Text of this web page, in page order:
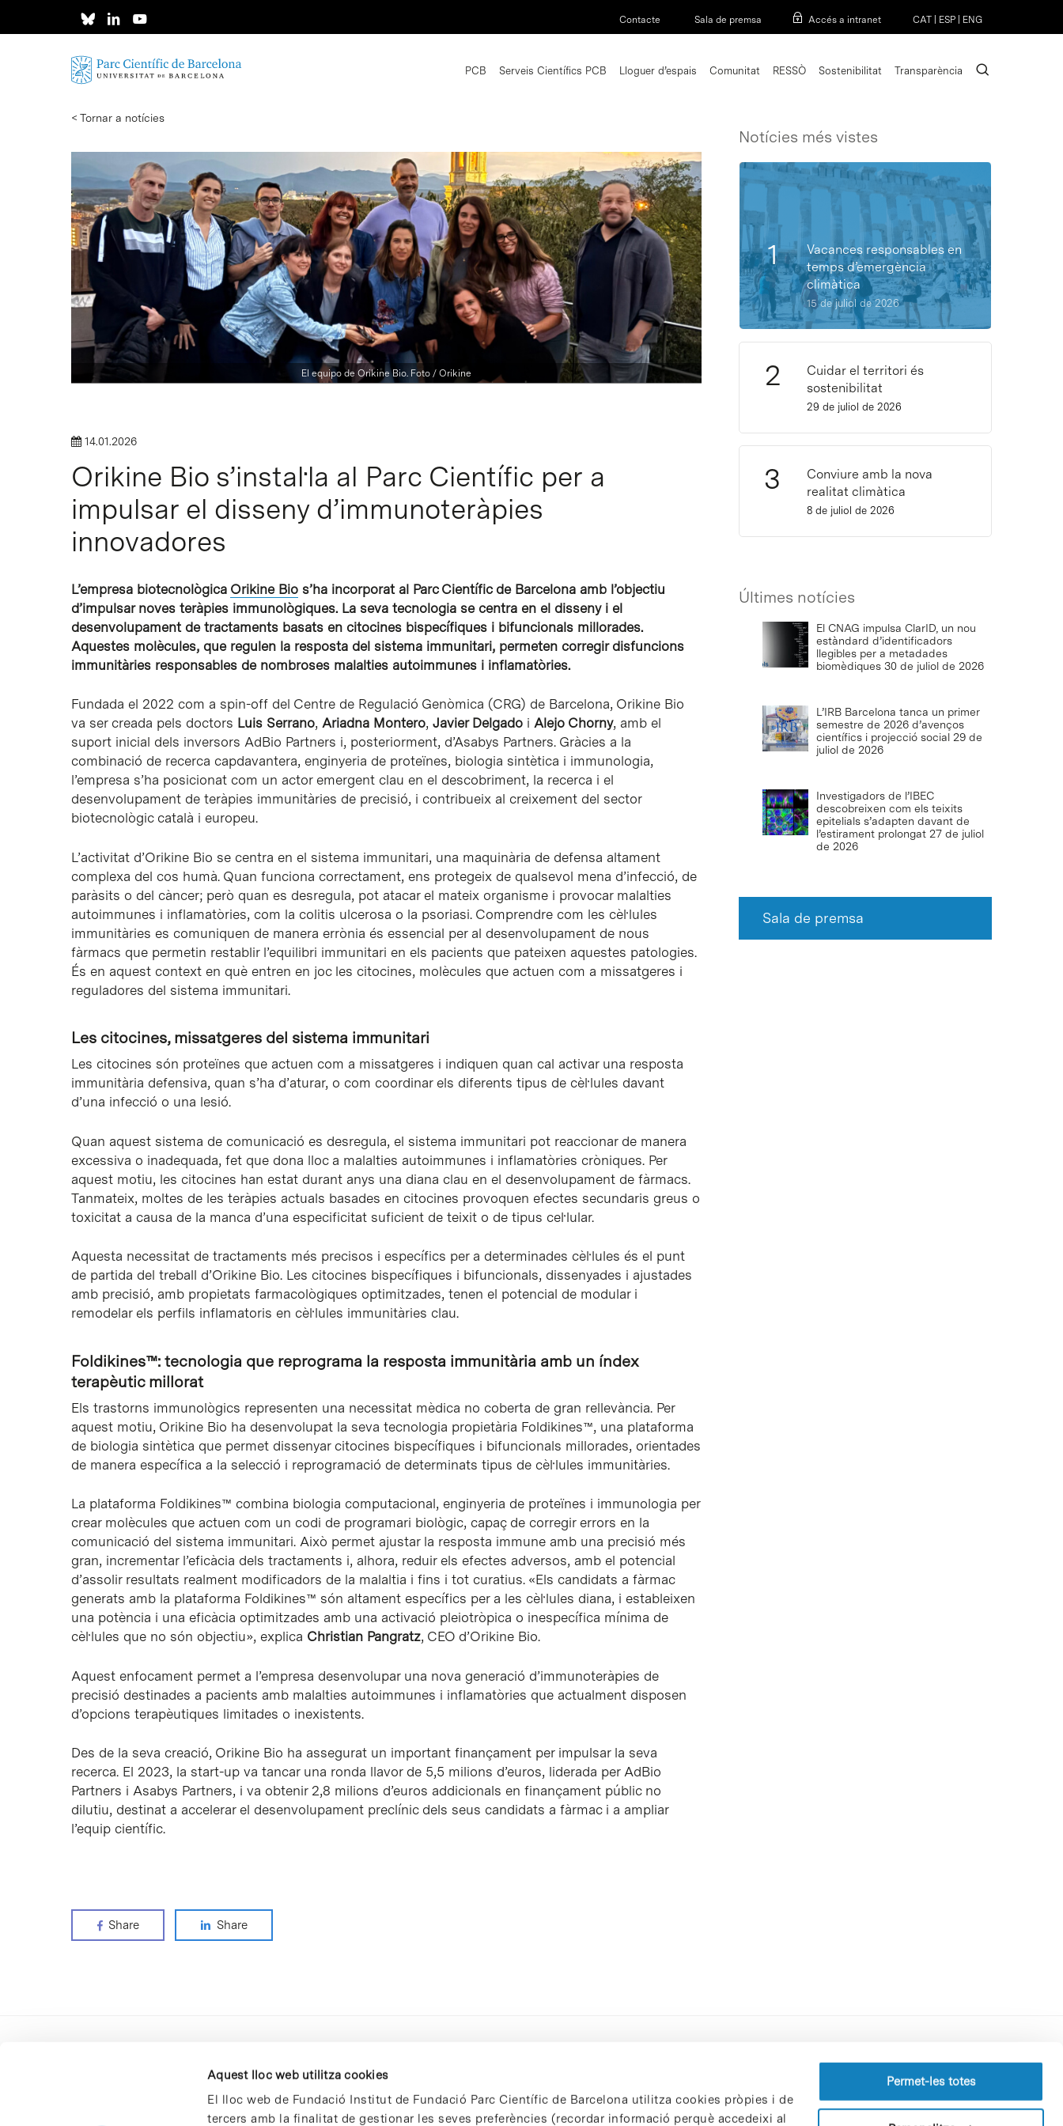
Aquest lloc web utilitza cookies
El lloc web de Fundació Institut de Fundació Parc Científic de Barcelona utilitza cookies pròpies i de
tercers amb la finalitat de gestionar les seves preferències (recordar informació perquè accedeixi al
Permet-les totes
Contacte Sala de premsa Accés a intranet CAT ESP ENG
Intro per buscar o ESC per tancar
PCB Serveis Científics PCB Lloguer d’espais Comunitat RESSÒ Sostenibilitat Transparència search
< Tornar a notícies
El equipo de Orikine Bio. Foto / Orikine
14.01.2026
Orikine Bio s’instal·la al Parc Científic per a
impulsar el disseny d’immunoteràpies
innovadores
L’empresa biotecnològica Orikine Bio s’ha incorporat al Parc Científic de Barcelona amb l’objectiu
d’impulsar noves teràpies immunològiques. La seva tecnologia se centra en el disseny i el
desenvolupament de tractaments basats en citocines bispecífiques i bifuncionals millorades.
Aquestes molècules, que regulen la resposta del sistema immunitari, permeten corregir disfuncions
immunitàries responsables de nombroses malalties autoimmunes i inflamatòries.
Fundada el 2022 com a spin-off del Centre de Regulació Genòmica (CRG) de Barcelona, Orikine Bio
va ser creada pels doctors Luis Serrano, Ariadna Montero, Javier Delgado i Alejo Chorny, amb el
suport inicial dels inversors AdBio Partners i, posteriorment, d’Asabys Partners. Gràcies a la
combinació de recerca capdavantera, enginyeria de proteïnes, biologia sintètica i immunologia,
l’empresa s’ha posicionat com un actor emergent clau en el descobriment, la recerca i el
desenvolupament de teràpies immunitàries de precisió, i contribueix al creixement del sector
biotecnològic català i europeu.
L’activitat d’Orikine Bio se centra en el sistema immunitari, una maquinària de defensa altament
complexa del cos humà. Quan funciona correctament, ens protegeix de qualsevol mena d’infecció, de
paràsits o del càncer; però quan es desregula, pot atacar el mateix organisme i provocar malalties
autoimmunes i inflamatòries, com la colitis ulcerosa o la psoriasi. Comprendre com les cèl·lules
immunitàries es comuniquen de manera errònia és essencial per al desenvolupament de nous
fàrmacs que permetin restablir l’equilibri immunitari en els pacients que pateixen aquestes patologies.
És en aquest context en què entren en joc les citocines, molècules que actuen com a missatgeres i
reguladores del sistema immunitari.
Les citocines, missatgeres del sistema immunitari
Les citocines són proteïnes que actuen com a missatgeres i indiquen quan cal activar una resposta
immunitària defensiva, quan s’ha d’aturar, o com coordinar els diferents tipus de cèl·lules davant
d’una infecció o una lesió.
Quan aquest sistema de comunicació es desregula, el sistema immunitari pot reaccionar de manera
excessiva o inadequada, fet que dona lloc a malalties autoimmunes i inflamatòries cròniques. Per
aquest motiu, les citocines han estat durant anys una diana clau en el desenvolupament de fàrmacs.
Tanmateix, moltes de les teràpies actuals basades en citocines provoquen efectes secundaris greus o
toxicitat a causa de la manca d’una especificitat suficient de teixit o de tipus cel·lular.
Aquesta necessitat de tractaments més precisos i específics per a determinades cèl·lules és el punt
de partida del treball d’Orikine Bio. Les citocines bispecífiques i bifuncionals, dissenyades i ajustades
amb precisió, amb propietats farmacològiques optimitzades, tenen el potencial de modular i
remodelar els perfils inflamatoris en cèl·lules immunitàries clau.
Foldikines™: tecnologia que reprograma la resposta immunitària amb un índex
terapèutic millorat
Els trastorns immunològics representen una necessitat mèdica no coberta de gran rellevància. Per
aquest motiu, Orikine Bio ha desenvolupat la seva tecnologia propietària Foldikines™, una plataforma
de biologia sintètica que permet dissenyar citocines bispecífiques i bifuncionals millorades, orientades
de manera específica a la selecció i reprogramació de determinats tipus de cèl·lules immunitàries.
La plataforma Foldikines™ combina biologia computacional, enginyeria de proteïnes i immunologia per
crear molècules que actuen com un codi de programari biològic, capaç de corregir errors en la
comunicació del sistema immunitari. Això permet ajustar la resposta immune amb una precisió més
gran, incrementar l’eficàcia dels tractaments i, alhora, reduir els efectes adversos, amb el potencial
d’assolir resultats realment modificadors de la malaltia i fins i tot curatius. «Els candidats a fàrmac
generats amb la plataforma Foldikines™ són altament específics per a les cèl·lules diana, i estableixen
una potència i una eficàcia optimitzades amb una activació pleiotròpica o inespecífica mínima de
cèl·lules que no són objectiu», explica Christian Pangratz, CEO d’Orikine Bio.
Aquest enfocament permet a l’empresa desenvolupar una nova generació d’immunoteràpies de
precisió destinades a pacients amb malalties autoimmunes i inflamatòries que actualment disposen
d’opcions terapèutiques limitades o inexistents.
Des de la seva creació, Orikine Bio ha assegurat un important finançament per impulsar la seva
recerca. El 2023, la start-up va tancar una ronda llavor de 5,5 milions d’euros, liderada per AdBio
Partners i Asabys Partners, i va obtenir 2,8 milions d’euros addicionals en finançament públic no
dilutiu, destinat a accelerar el desenvolupament preclínic dels seus candidats a fàrmac i a ampliar
l’equip científic.
Share Share
Notícies més vistes
Vacances responsables en
temps d’emergència
climàtica
15 de juliol de 2026
Cuidar el territori és
sostenibilitat
29 de juliol de 2026
Conviure amb la nova
realitat climàtica
8 de juliol de 2026
Últimes notícies
El CNAG impulsa ClarID, un nou
estàndard d’identificadors
llegibles per a metadades
biomèdiques 30 de juliol de 2026
L’IRB Barcelona tanca un primer
semestre de 2026 d’avenços
científics i projecció social 29 de
juliol de 2026
Investigadors de l’IBEC
descobreixen com els teixits
epitelials s’adapten davant de
l’estirament prolongat 27 de juliol
de 2026
Sala de premsa
Perfil del contractant
Política de privacitat
Avís Legal